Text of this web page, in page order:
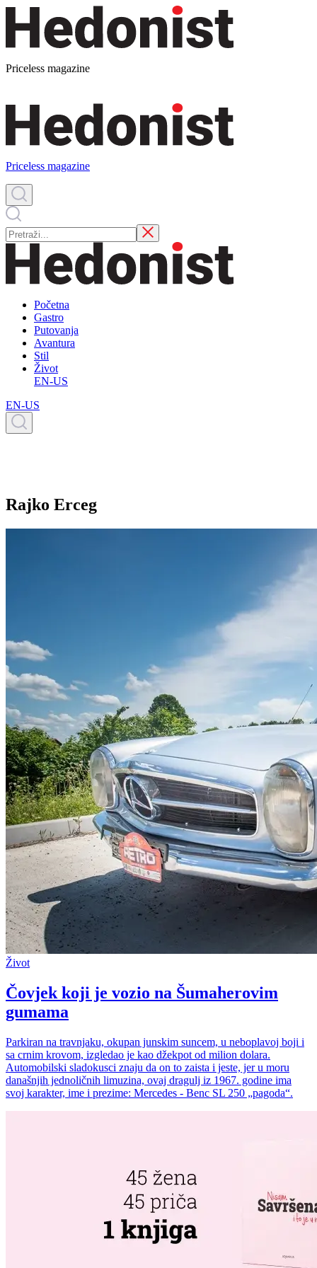
Priceless magazine
Priceless magazine
Početna
Gastro
Putovanja
Avantura
Stil
Život
EN-US
EN-US
Rajko Erceg
Život
Čovjek koji je vozio na Šumaherovim
gumama
Parkiran na travnjaku, okupan junskim suncem, u neboplavoj boji i
sa crnim krovom, izgledao je kao džekpot od milion dolara.
Automobilski sladokusci znaju da on to zaista i jeste, jer u moru
današnjih jednoličnih limuzina, ovaj dragulj iz 1967. godine ima
svoj karakter, ime i prezime: Mercedes - Benc SL 250 „pagoda“.